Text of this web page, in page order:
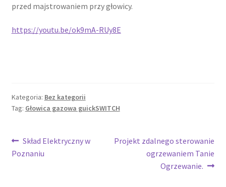
przed majstrowaniem przy głowicy.
https://youtu.be/ok9mA-RUy8E
Kategoria: Bez kategorii
Tag: Głowica gazowa guickSWITCH
Nawigacja
wpisu
Poprzedni
wpis:
Skład Elektryczny w
Poznaniu
Następny
Projekt zdalnego sterowanie
ogrzewaniem Tanie
Ogrzewanie.